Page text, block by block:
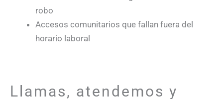
robo
Accesos comunitarios que fallan fuera del
horario laboral
Llamas, atendemos y